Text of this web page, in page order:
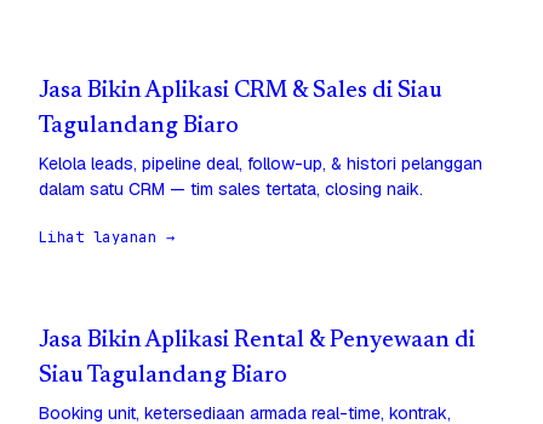
Jasa Bikin Aplikasi CRM & Sales di Siau
Tagulandang Biaro
Kelola leads, pipeline deal, follow-up, & histori pelanggan
dalam satu CRM — tim sales tertata, closing naik.
Lihat layanan →
Jasa Bikin Aplikasi Rental & Penyewaan di
Siau Tagulandang Biaro
Booking unit, ketersediaan armada real-time, kontrak,